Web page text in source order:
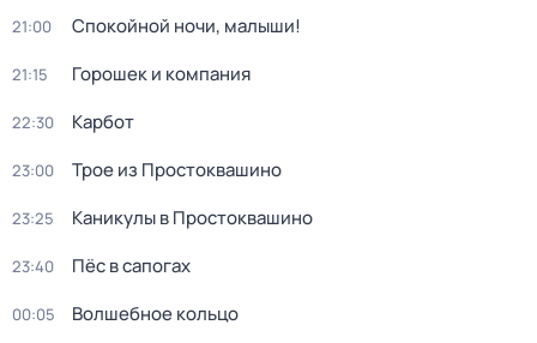
21:00 Спокойной ночи, малыши!
21:15 Горошек и компания
22:30 Карбот
23:00 Трое из Простоквашино
23:25 Каникулы в Простоквашино
23:40 Пёс в сапогах
00:05 Волшебное кольцо